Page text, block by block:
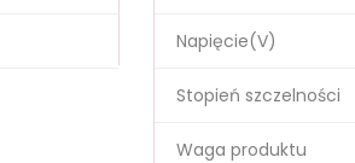
Napięcie(V)
Stopień szczelności
Waga produktu